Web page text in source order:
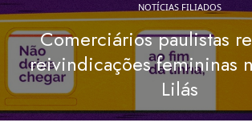
NOTÍCIAS FILIADOS
Comerciários paulistas
reivindicações femininas
Lilás